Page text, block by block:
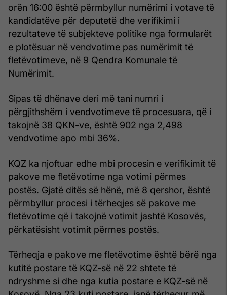
orën 16:00 është përmbyllur numërimi i votave të
kandidatëve për deputetë dhe verifikimi i
rezultateve të subjekteve politike nga formularët
e plotësuar në vendvotime pas numërimit të
fletëvotimeve, në 9 Qendra Komunale të
Numërimit.
Sipas të dhënave deri më tani numri i
përgjithshëm i vendvotimeve të procesuara, që i
takojnë 38 QKN-ve, është 902 nga 2,498
vendvotime apo mbi 36%.
KQZ ka njoftuar edhe mbi procesin e verifikimit të
pakove me fletëvotime nga votimi përmes
postës. Gjatë ditës së hënë, më 8 qershor, është
përmbyllur procesi i tërheqjes së pakove me
fletëvotime që i takojnë votimit jashtë Kosovës,
përkatësisht votimit përmes postës.
Tërheqja e pakove me fletëvotime është bërë nga
kutitë postare të KQZ-së në 22 shtete të
ndryshme si dhe nga kutia postare e KQZ-së në